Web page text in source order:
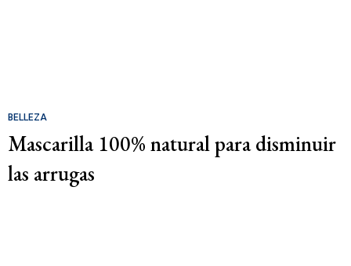
BELLEZA
Mascarilla 100% natural para disminuir
las arrugas